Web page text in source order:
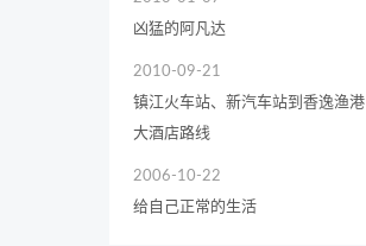
凶猛的阿凡达
2010-09-21
镇江火车站、新汽车站到香逸渔港
大酒店路线
2006-10-22
给自己正常的生活